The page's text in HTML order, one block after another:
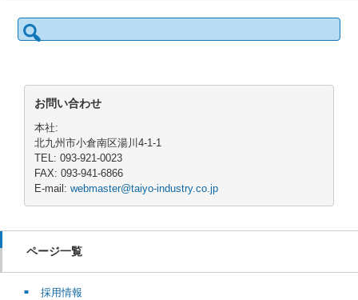
検
索:
お問い合わせ
本社:
北九州市小倉南区湯川4-1-1
TEL: 093-921-0023
FAX: 093-941-6866
E-mail: webmaster@taiyo-industry.co.jp
ページ一覧
採用情報